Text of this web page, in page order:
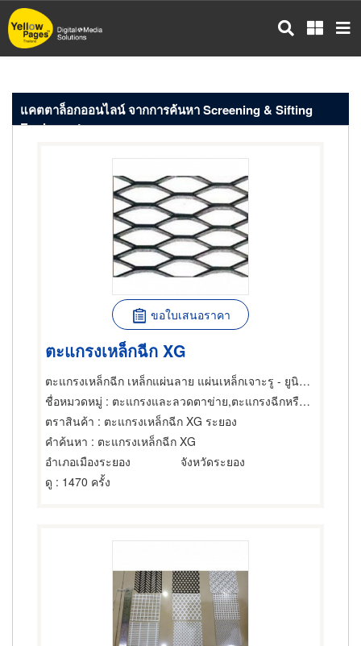
ข้าม
ไป
หลัก
แคตตาล็อกออนไลน์ จากการค้นหา Screening & Sifting
Equipment
ขอใบเสนอราคา
ตะแกรงเหล็กฉีก XG
ตะแกรงเหล็กฉีก เหล็กแผ่นลาย แผ่นเหล็กเจาะรู - ยูนิกซ์ ซัพพลายเออร์ ระยอง
ชื่อหมวดหมู่ : ตะแกรงและลวดตาข่าย,ตะแกรงฉีกหรือตะแกรงยืด,ตะแกรงและอุปกรณ์สำหรับร่อน
ตราสินค้า : ตะแกรงเหล็กฉีก XG ระยอง
คำค้นหา : ตะแกรงเหล็กฉีก XG
อำเภอเมืองระยอง
จังหวัดระยอง
ดู : 1470 ครั้ง